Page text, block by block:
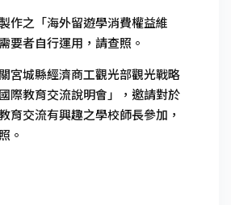
作之「海外留遊學消費權益維
要者自行運用，請查照。
宮城縣經濟商工觀光部觀光戰略
際教育交流說明會」，邀請對於
育交流有興趣之學校師長參加，
。